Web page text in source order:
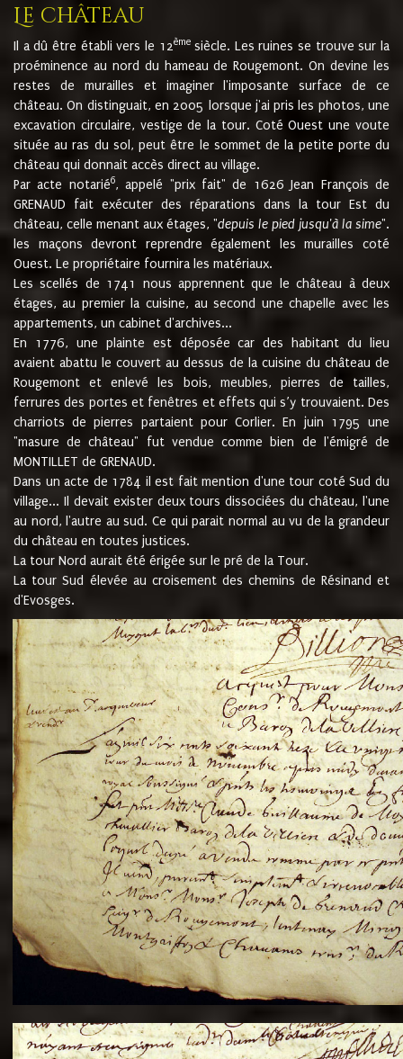
Le château
Il a dû être établi vers le 12èmesiècle. Les ruines se trouve sur la
proéminence au nord du hameau de Rougemont. On devine les
restes de murailles et imaginer l'imposante surface de ce
château. On distinguait, en 2005 lorsque j'ai pris les photos, une
excavation circulaire, vestige de la tour. Coté Ouest une voute
située au ras du sol, peut être le sommet de la petite porte du
château qui donnait accès direct au village.
Par acte notarié6, appelé "prix fait" de 1626 Jean François de
GRENAUD fait exécuter des réparations dans la tour Est du
château, celle menant aux étages, "depuis le pied jusqu'à la sime".
les maçons devront reprendre également les murailles coté
Ouest. Le propriétaire fournira les matériaux.
Les scellés de 1741 nous apprennent que le château à deux
étages, au premier la cuisine, au second une chapelle avec les
appartements, un cabinet d'archives...
En 1776, une plainte est déposée car des habitant du lieu
avaient abattu le couvert au dessus de la cuisine du château de
Rougemont et enlevé les bois, meubles, pierres de tailles,
ferrures des portes et fenêtres et effets qui s’y trouvaient. Des
charriots de pierres partaient pour Corlier. En juin 1795 une
"masure de château" fut vendue comme bien de l'émigré de
MONTILLET de GRENAUD.
Dans un acte de 1784 il est fait mention d'une tour coté Sud du
village... Il devait exister deux tours dissociées du château, l'une
au nord, l'autre au sud. Ce qui parait normal au vu de la grandeur
du château en toutes justices.
La tour Nord aurait été érigée sur le pré de la Tour.
La tour Sud élevée au croisement des chemins de Résinand et
d'Evosges.